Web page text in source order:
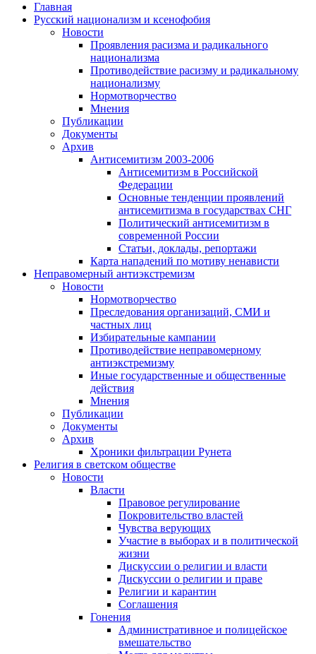
Главная
Русский национализм и ксенофобия
Новости
Проявления расизма и радикального
национализма
Противодействие расизму и радикальному
национализму
Нормотворчество
Мнения
Публикации
Документы
Архив
Антисемитизм 2003-2006
Антисемитизм в Российской
Федерации
Основные тенденции проявлений
антисемитизма в государствах СНГ
Политический антисемитизм в
современной России
Статьи, доклады, репортажи
Карта нападений по мотиву ненависти
Неправомерный антиэкстремизм
Новости
Нормотворчество
Преследования организаций, СМИ и
частных лиц
Избирательные кампании
Противодействие неправомерному
антиэкстремизму
Иные государственные и общественные
действия
Мнения
Публикации
Документы
Архив
Хроники фильтрации Рунета
Религия в светском обществе
Новости
Власти
Правовое регулирование
Покровительство властей
Чувства верующих
Участие в выборах и в политической
жизни
Дискуссии о религии и власти
Дискуссии о религии и праве
Религии и карантин
Соглашения
Гонения
Административное и полицейское
вмешательство